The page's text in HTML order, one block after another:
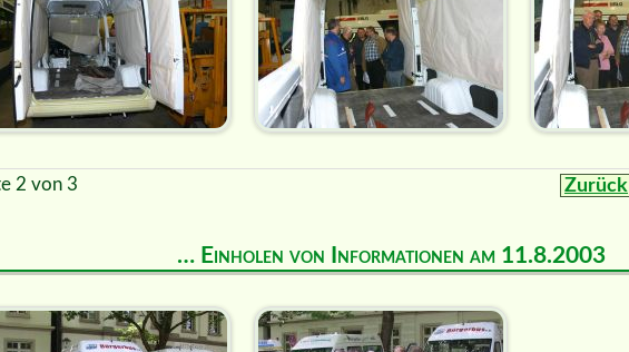
2 von 3 Zurück
… Einholen von Informationen am 11.8.2003